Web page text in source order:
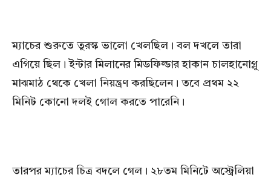
ম্যাচের শুরুতে তুরস্ক ভালো খেলছিল। বল দখলে তারা
এগিয়ে ছিল। ইন্টার মিলানের মিডফিল্ডার হাকান চালহানোগ্লু
মাঝমাঠ থেকে খেলা নিয়ন্ত্রণ করছিলেন। তবে প্রথম ২২
মিনিট কোনো দলই গোল করতে পারেনি।
তারপর ম্যাচের চিত্র বদলে গেল। ২৮তম মিনিটে অস্ট্রেলিয়া